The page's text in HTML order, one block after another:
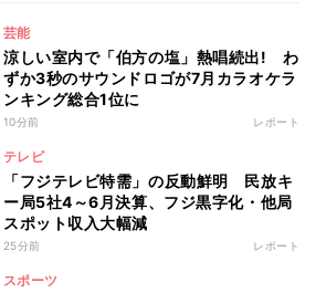
芸能
涼しい室内で「伯方の塩」熱唱続出! わ
ずか3秒のサウンドロゴが7月カラオケラ
ンキング総合1位に
10分前 レポート
テレビ
「フジテレビ特需」の反動鮮明 民放キ
ー局5社4～6月決算、フジ黒字化・他局
スポット収入大幅減
25分前 レポート
スポーツ